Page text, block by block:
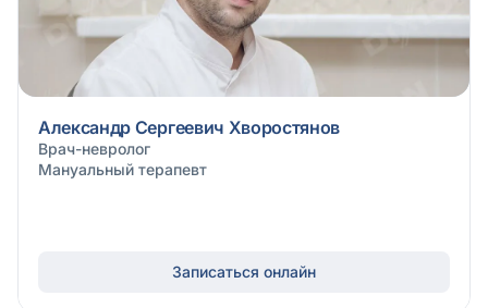
Александр Сергеевич Хворостянов
Врач-невролог
Мануальный терапевт
Записаться онлайн